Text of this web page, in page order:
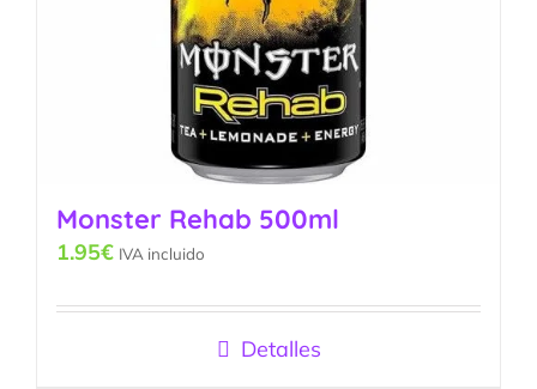
Monster Rehab 500ml
1.95€ IVA incluido
Detalles